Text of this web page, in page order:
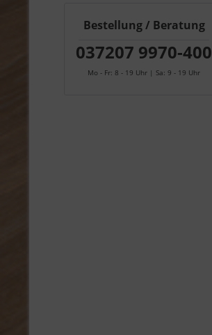
Bestellung / Beratung
037207 9970-400
Mo - Fr: 8 - 19 Uhr | Sa: 9 - 19 Uhr